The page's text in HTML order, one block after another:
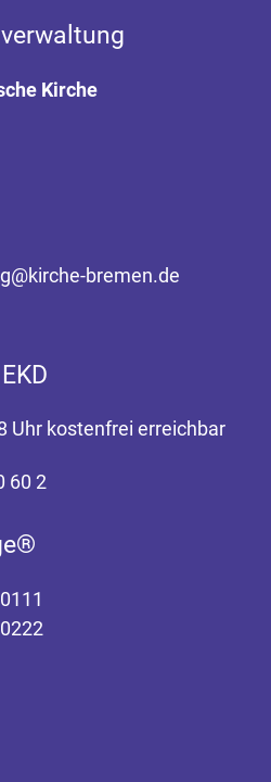
Kirche
bremen.de
Uhr kostenfrei erreichbar
60 2